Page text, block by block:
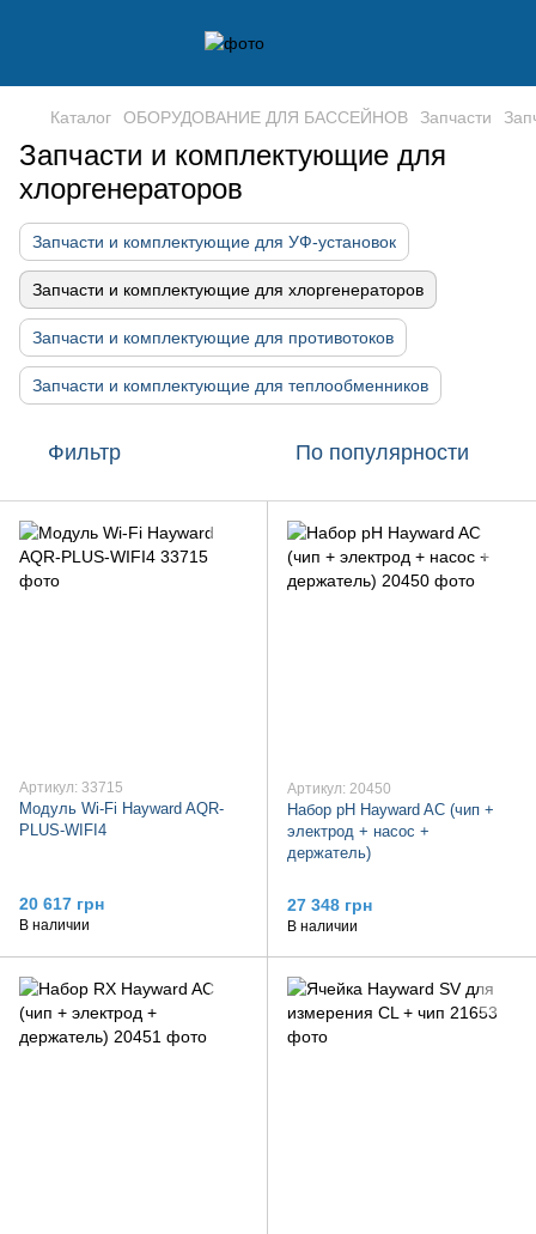
Каталог ОБОРУДОВАНИЕ ДЛЯ БАССЕЙНОВ Запчасти
Запчасти и комплектующие для
хлоргенераторов
Запчасти и комплектующие для УФ-установок
Запчасти и комплектующие для хлоргенераторов
Запчасти и комплектующие для противотоков
Запчасти и комплектующие для теплообменников
Фильтр По популярности
Артикул: 33715
Модуль Wi-Fi Hayward AQR-
PLUS-WIFI4
20 617 грн
В наличии
Артикул: 20450
Набор рH Hayward AC (чип +
электрод + насос +
держатель)
27 348 грн
В наличии